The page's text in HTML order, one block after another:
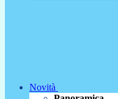
Novità